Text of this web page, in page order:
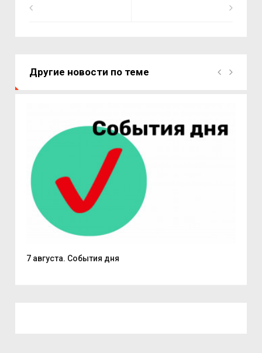
Другие новости по теме
7 августа. События дня